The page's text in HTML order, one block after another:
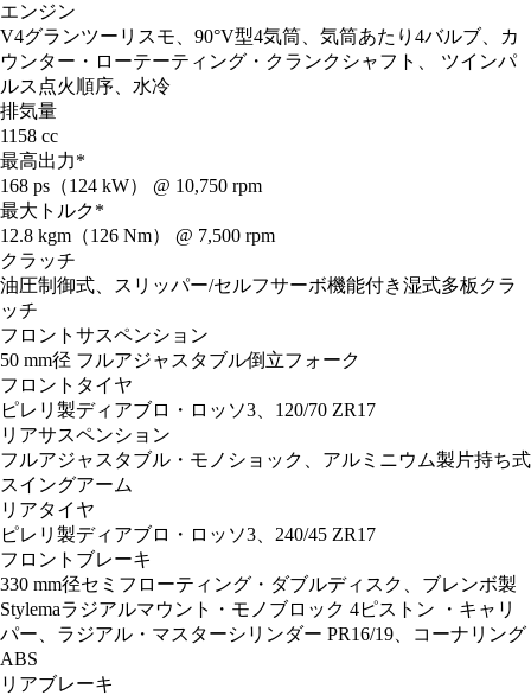
エンジン
V4グランツーリスモ、90°V型4気筒、気筒あたり4バルブ、カ
ウンター・ローテーティング・クランクシャフト、 ツインパ
ルス点火順序、水冷
排気量
1158 cc
最高出力*
168 ps（124 kW） @ 10,750 rpm
最大トルク*
12.8 kgm（126 Nm） @ 7,500 rpm
クラッチ
油圧制御式、スリッパー/セルフサーボ機能付き湿式多板クラ
ッチ
フロントサスペンション
50 mm径 フルアジャスタブル倒立フォーク
フロントタイヤ
ピレリ製ディアブロ・ロッソ3、120/70 ZR17
リアサスペンション
フルアジャスタブル・モノショック、アルミニウム製片持ち式
スイングアーム
リアタイヤ
ピレリ製ディアブロ・ロッソ3、240/45 ZR17
フロントブレーキ
330 mm径セミフローティング・ダブルディスク、ブレンボ製
Stylemaラジアルマウント・モノブロック 4ピストン ・キャリ
パー、ラジアル・マスターシリンダー PR16/19、コーナリング
ABS
リアブレーキ